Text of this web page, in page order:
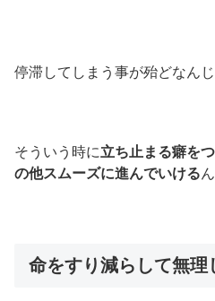
停滞してしまう事が殆どなん
そういう時に立ち止まる癖を
の他スムーズに進んでいける
命をすり減らして無理